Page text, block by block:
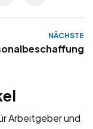
NÄCHSTE
Arbeitgeber und